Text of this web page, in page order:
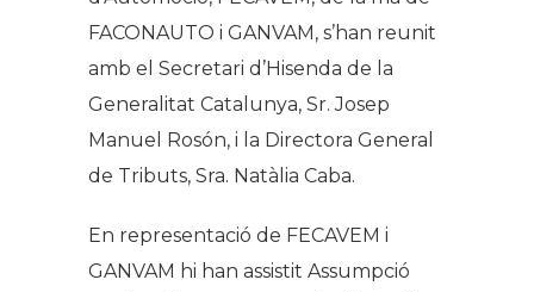
FACONAUTO i GANVAM, s’han reunit
amb el Secretari d’Hisenda de la
Generalitat Catalunya, Sr. Josep
Manuel Rosón, i la Directora General
de Tributs, Sra. Natàlia Caba.
En representació de FECAVEM i
GANVAM hi han assistit Assumpció